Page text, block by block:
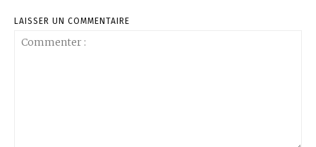
LAISSER UN COMMENTAIRE